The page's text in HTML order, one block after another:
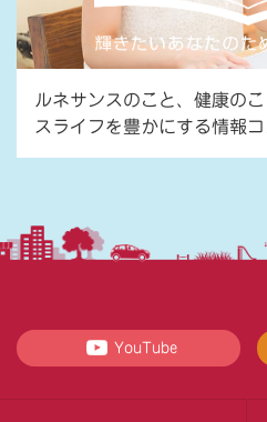
ルネサンスのこと、健康の
スライフを豊かにする情報コ
YouTube